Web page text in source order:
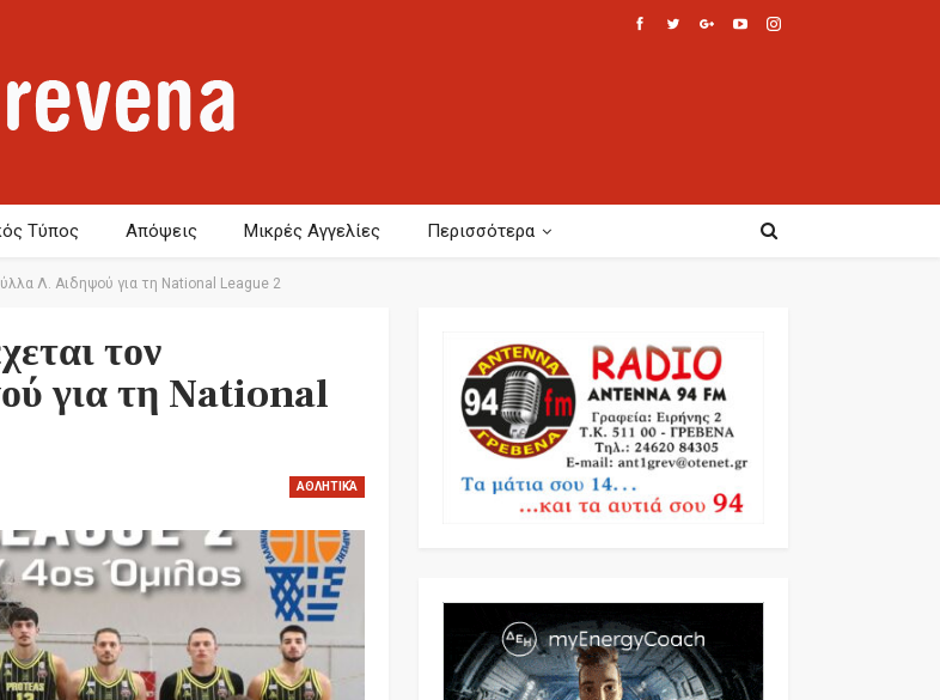
Τύπος Απόψεις Μικρές Αγγελίες Περισσότερα
Λ. Αιδηψού για τη National League 2
τον
για τη National
ΑΘΛΗΤΙΚΆ